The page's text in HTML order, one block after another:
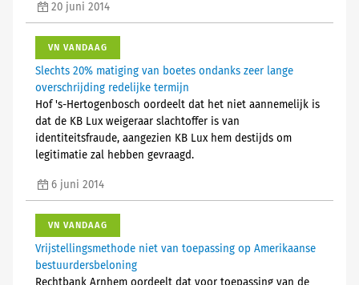
20 juni 2014
VN VANDAAG
Slechts 20% matiging van boetes ondanks zeer lange
overschrijding redelijke termijn
Hof 's-Hertogenbosch oordeelt dat het niet aannemelijk is
dat de KB Lux weigeraar slachtoffer is van
identiteitsfraude, aangezien KB Lux hem destijds om
legitimatie zal hebben gevraagd.
6 juni 2014
VN VANDAAG
Vrijstellingsmethode niet van toepassing op Amerikaanse
bestuurdersbeloning